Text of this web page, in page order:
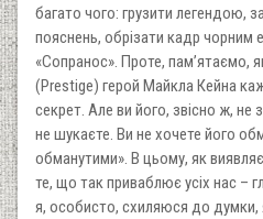
багато чого: грузити легендою,
пояснень, обрізати кадр чорним
«Сопранос». Проте, пам’ятаємо,
(Prestige) герой Майкла Кейна
секрет. Але ви його, звісно ж, не
не шукаєте. Ви не хочете його
обманутими». В цьому, як
те, що так приваблює усіх нас –
я, особисто, схиляюся до думки,